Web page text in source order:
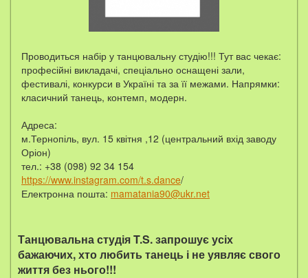
Проводиться набір у танцювальну студію!!! Тут вас чекає:
професійні викладачі, спеціально оснащені зали,
фестивалі, конкурси в Україні та за її межами. Напрямки:
класичний танець, контемп, модерн.
Адреса:
м.Тернопіль, вул. 15 квітня ,12 (центральний вхід заводу
Оріон)
тел.: +38 (098) 92 34 154
https://www.instagram.com/t.s.dance/
Електронна пошта: mamatania90@ukr.net
Танцювальна студія T.S. запрошує усіх
бажаючих, хто любить танець і не уявляє свого
життя без нього!!!